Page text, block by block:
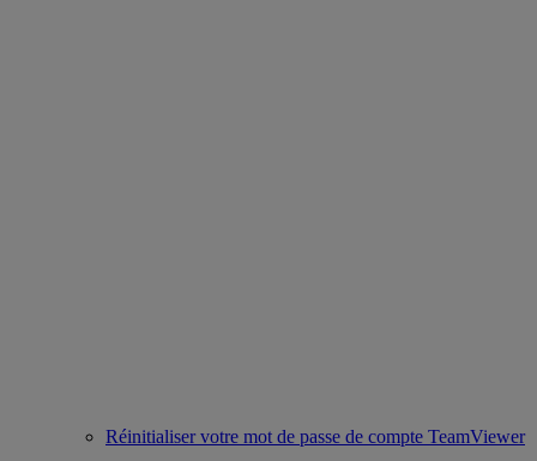
Réinitialiser votre mot de passe de compte TeamViewer